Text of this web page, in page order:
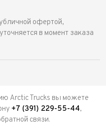
офертой,
в момент заказа
Arctic Trucks вы можете
+7 (391) 229-55-44,
связи.